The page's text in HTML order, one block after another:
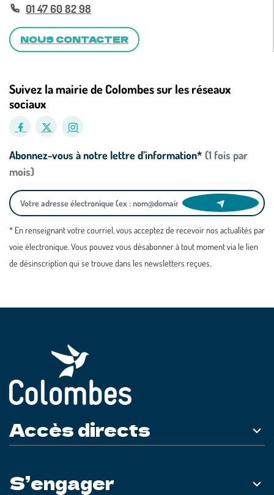
01 47 60 82 98
NOUS CONTACTER
Suivez la mairie de Colombes sur les réseaux
sociaux
Abonnez-vous à notre lettre d’information* (1 fois par
mois)
* En renseignant votre courriel, vous acceptez de recevoir nos actualités par
voie électronique. Vous pouvez vous désabonner à tout moment via le lien
de désinscription qui se trouve dans les newsletters reçues.
Accès directs
S’engager